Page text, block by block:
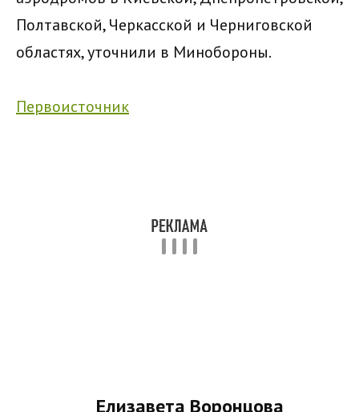
Полтавской, Черкасской и Черниговской
областях, уточнили в Минобороны.
Первоисточник
Елизавета Воронцова